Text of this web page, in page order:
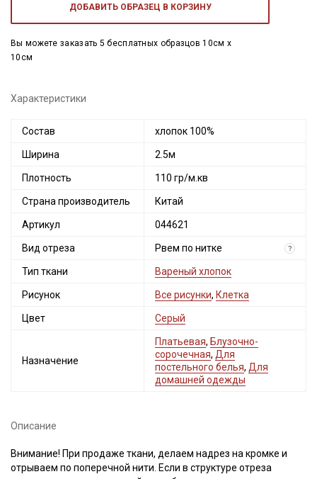
ДОБАВИТЬ ОБРАЗЕЦ В КОРЗИНУ
Вы можете заказать 5 бесплатных образцов 10см x
10см
Характеристики
Состав хлопок 100%
Ширина 2.5м
Плотность 110 гр/м.кв
Страна производитель Китай
Артикул 044621
Вид отреза Рвем по нитке ?
Тип ткани Вареный хлопок
Рисунок Все рисунки, Клетка
Цвет Серый
Назначение
Платьевая, Блузочно-
сорочечная, Для
постельного белья, Для
домашней одежды
Описание
Внимание! При продаже ткани, делаем надрез на кромке и
отрываем по поперечной нити. Если в структуре отреза